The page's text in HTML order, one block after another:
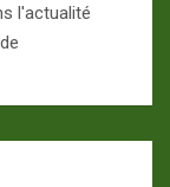
l'actualité